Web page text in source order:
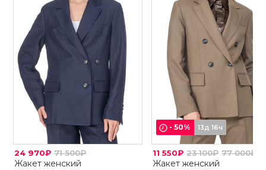
24 970₽ 71 500₽
Жакет женский
-50% 13д 16ч
11 550₽ 23 100₽ 77 000₽
Жакет женский